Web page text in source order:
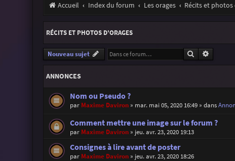
Accueil Index du forum Les orages Récits et photos
RÉCITS ET PHOTOS D'ORAGES
Nouveau sujet Rechercher
ANNONCES
Nom ou Pseudo ?
par Maxime Daviron» mar. mai 05, 2020 16:49» dans
Comment mettre une image sur le forum ?
par Maxime Daviron» jeu. avr. 23, 2020 19:13
Consignes à lire avant de poster
par Maxime Daviron» jeu. avr. 23, 2020 18:26